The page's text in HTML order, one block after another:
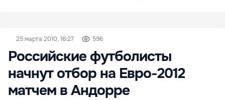
25 марта 2010, 16:27 596
Российские футболисты
начнут отбор на Евро-2012
матчем в Андорре